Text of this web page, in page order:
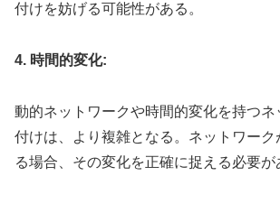
付けを妨げる可能性がある。
4. 時間的変化:
動的ネットワークや時間的変化を持つ
付けは、より複雑となる。ネットワーク
る場合、その変化を正確に捉える必要が